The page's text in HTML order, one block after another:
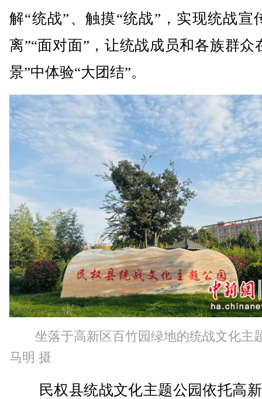
解“统战”、触摸“统战”，实现统战宣
离”“面对面”，让统战成员和各族群众
景”中体验“大团结”。
坐落于高新区百竹园绿地的统战文化主
马明 摄
民权县统战文化主题公园依托高